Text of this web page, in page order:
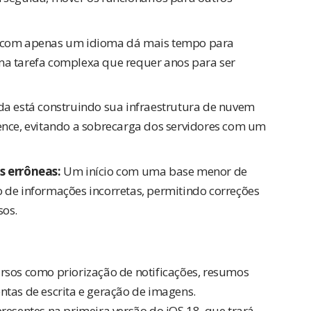
apenas um idioma dá mais tempo para
tarefa complexa que requer anos para ser
está construindo sua infraestrutura de nuvem
evitando a sobrecarga dos servidores com um
errôneas: Um início com uma base menor de
informações incorretas, permitindo correções
como priorização de notificações, resumos
de escrita e geração de imagens.